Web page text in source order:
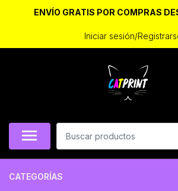
ENVÍO GRATIS POR COMPRAS
Iniciar sesión/
CATEGORÍAS